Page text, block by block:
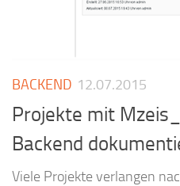
BACKEND 12.07.2015
Projekte mit
Backend
Viele Projekte verlangen